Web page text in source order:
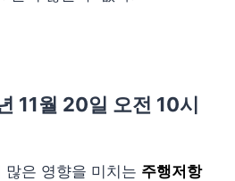
11월 20일 오전 10시
많은 영향을 미치는 주행저항